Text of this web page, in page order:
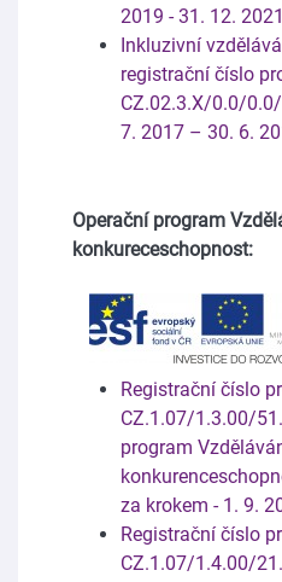
2019 - 31. 12.
Inkluzivní
registrační číslo
CZ.02.3.X/0.0/
7. 2017 – 30. 6.
Operační program
konkureceschopnost:
Registrační číslo
CZ.1.07/1.3.00/
program
za krokem - 1. 9.
Registrační číslo
CZ.1.07/1.4.00/